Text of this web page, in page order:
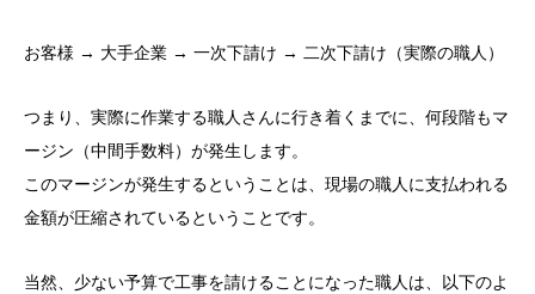
お客様 → 大手企業 → 一次下請け → 二次下請け（実際の職人）
つまり、実際に作業する職人さんに行き着くまでに、何段階もマ
ージン（中間手数料）が発生します。
このマージンが発生するということは、現場の職人に支払われる
金額が圧縮されているということです。
当然、少ない予算で工事を請けることになった職人は、以下のよ